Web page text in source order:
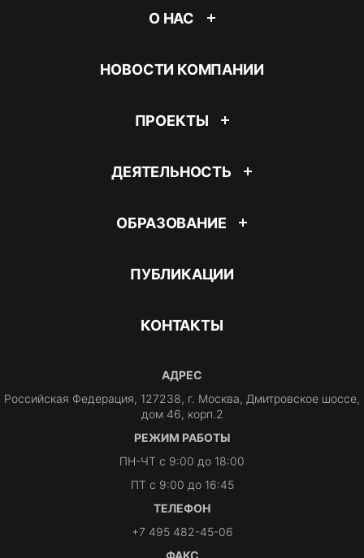
О НАС
НОВОСТИ КОМПАНИИ
ПРОЕКТЫ
ДЕЯТЕЛЬНОСТЬ
ОБРАЗОВАНИЕ
ПУБЛИКАЦИИ
КОНТАКТЫ
АДРЕС
Российская Федерация, 127238, г. Москва, Дмитровское шоссе,
дом 46, корп.2
РЕЖИМ РАБОТЫ
ПН-ЧТ с 9:00 до 18:00
ПТ с 9:00 до 16:45
ТЕЛЕФОН
+7 495 482-45-06
ФАКС